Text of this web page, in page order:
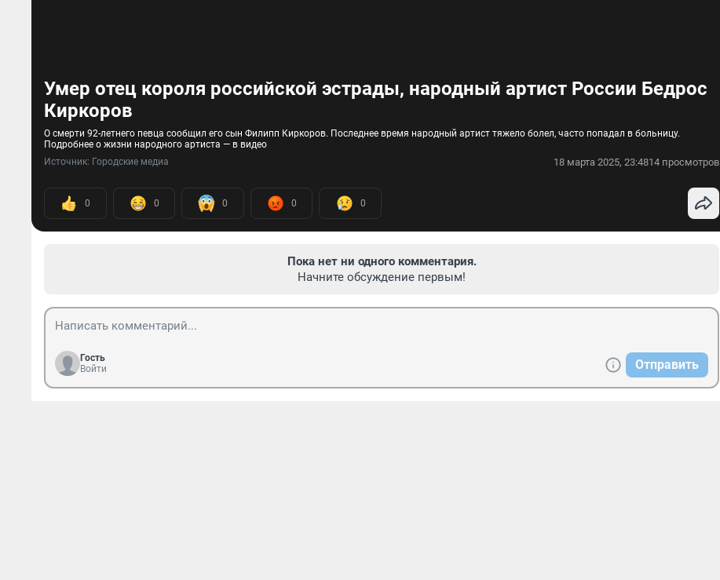
Умер отец короля российской эстрады, народный артист России Бедрос
Киркоров
О смерти 92-летнего певца сообщил его сын Филипп Киркоров. Последнее время народный артист тяжело болел, часто попадал в больницу.
Подробнее о жизни народного артиста — в видео
Источник: Городские медиа 18 марта 2025, 23:4814 просмотров
0 0 0 0 0
Пока нет ни одного комментария.
Начните обсуждение первым!
Гость
Войти
Отправить